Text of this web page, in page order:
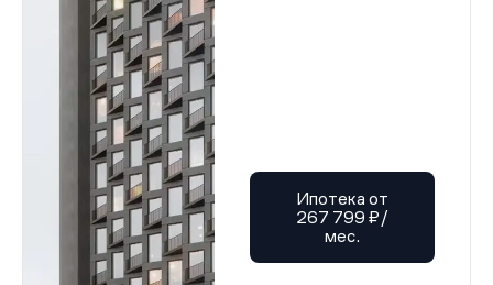
Ипотека от
267 799 ₽/
мес.